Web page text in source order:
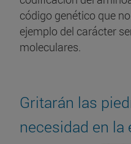
código genético que
ejemplo del carácter
moleculares.
Gritarán las
necesidad en